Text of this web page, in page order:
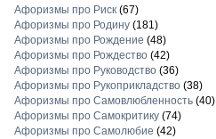
Афоризмы про Риск(67)
Афоризмы про Родину(181)
Афоризмы про Рождение (48)
Афоризмы про Рождество(42)
Афоризмы про Руководство(36)
Афоризмы про Рукоприкладство(38)
Афоризмы про Самовлюбленность(40)
Афоризмы про Самокритику(74)
Афоризмы про Самолюбие (42)